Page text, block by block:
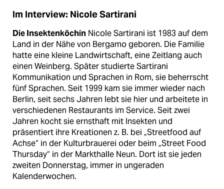
Im Interview: Nicole Sartirani
Die Insektenköchin Nicole Sartirani ist 1983 auf dem
Land in der Nähe von Bergamo geboren. Die Familie
hatte eine kleine Landwirtschaft, eine Zeitlang auch
einen Weinberg. Später studierte Sartirani
Kommunikation und Sprachen in Rom, sie beherrscht
fünf Sprachen. Seit 1999 kam sie immer wieder nach
Berlin, seit sechs Jahren lebt sie hier und arbeitete in
verschiedenen Restaurants im Service. Seit zwei
Jahren kocht sie ernsthaft mit Insekten und
präsentiert ihre Kreationen z. B. bei „Streetfood auf
Achse“ in der Kulturbrauerei oder beim „Street Food
Thursday“ in der Markthalle Neun. Dort ist sie jeden
zweiten Donnerstag, immer in ungeraden
Kalenderwochen.